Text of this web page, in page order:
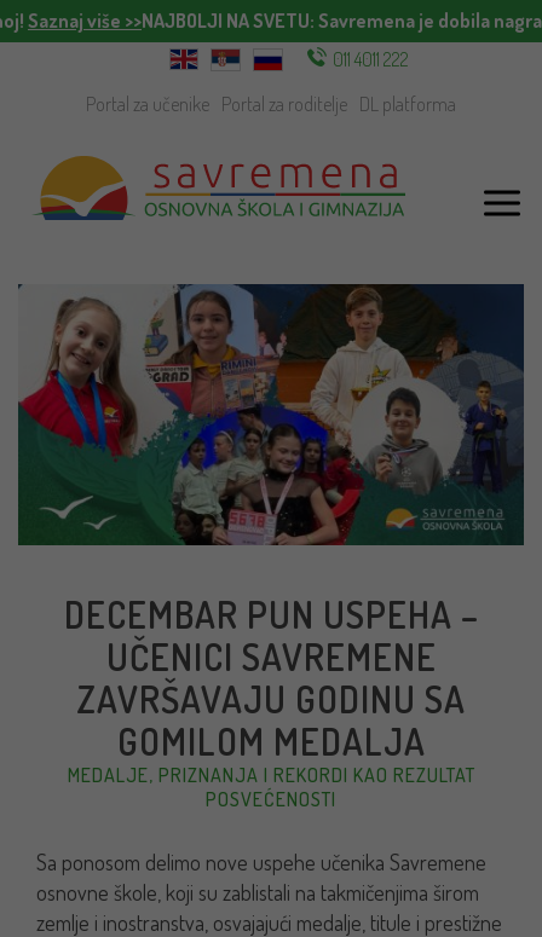
Saznaj više >>NAJBOLJI NA SVETU: Savremena je dobila
011 4011 222
Portal za učenike Portal za roditelje DL platforma
DECEMBAR PUN USPEHA –
UČENICI SAVREMENE
ZAVRŠAVAJU GODINU SA
GOMILOM MEDALJA
MEDALJE, PRIZNANJA I REKORDI KAO REZULTAT
POSVEĆENOSTI
Sa ponosom delimo nove uspehe učenika Savremene
osnovne škole, koji su zablistali na takmičenjima širom
zemlje i inostranstva, osvajajući medalje, titule i prestižne